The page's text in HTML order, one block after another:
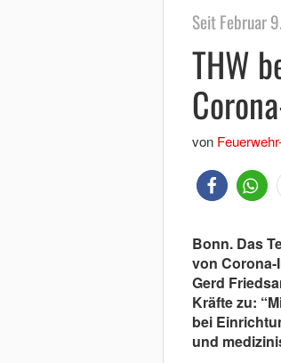
Seit Februar
THW
von
Bonn. Das
von Corona-
Gerd
Kräfte zu:
bei
und